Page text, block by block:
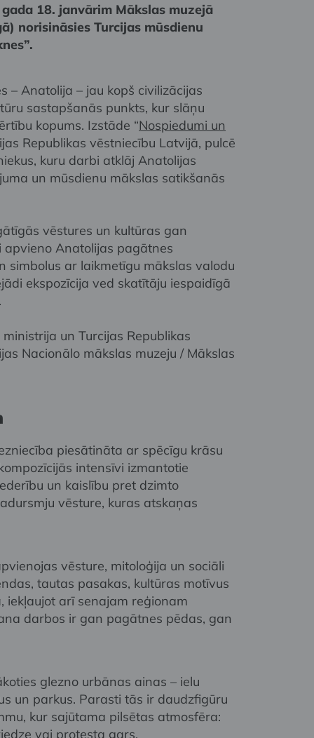
18. janvārim Mākslas muzejā
norisināsies Turcijas mūsdienu
– Anatolija – jau kopš civilizācijas
sastapšanās punkts, kur slāņu
kopums. Izstāde “Nospiedumi un
Republikas vēstniecību Latvijā, pulcē
kuru darbi atklāj Anatolijas
un mūsdienu mākslas satikšanās
vēstures un kultūras gan
apvieno Anatolijas pagātnes
simbolus ar laikmetīgu mākslas valodu
ekspozīcija ved skatītāju iespaidīgā
un Turcijas Republikas
Nacionālo mākslas muzeju / Mākslas
piesātināta ar spēcīgu krāsu
intensīvi izmantotie
un kaislību pret dzimto
vēsture, kuras atskaņas
vēsture, mitoloģija un sociāli
tautas pasakas, kultūras motīvus
iekļaujot arī senajam reģionam
darbos ir gan pagātnes pēdas, gan
glezno urbānas ainas – ielu
un parkus. Parasti tās ir daudzfigūru
kur sajūtama pilsētas atmosfēra:
vai protesta gars.